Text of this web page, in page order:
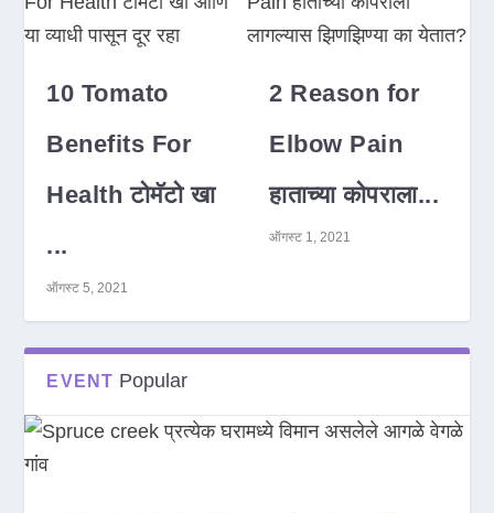
10 Tomato
Benefits For
Health टोमॅटो खा
...
ऑगस्ट 5, 2021
2 Reason for
Elbow Pain
हाताच्या कोपराला...
ऑगस्ट 1, 2021
EVENT Popular